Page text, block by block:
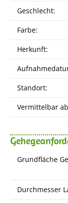
Geschlecht:
Farbe:
Herkunft:
Standort:
Vermittelbar
Grundfläche
Durchmesser